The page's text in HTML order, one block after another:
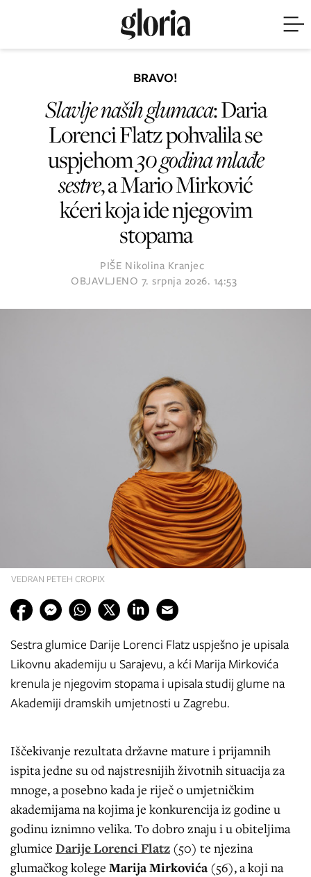
VEDRAN PETEH CROPIX
BRAVO!
Slavlje naših glumaca: Daria
Lorenci Flatz pohvalila se
uspjehom30 godina mlađe
sestre, a Mario Mirković
kćeri koja ide njegovim
stopama
PIŠE Nikolina Kranjec
OBJAVLJENO 7. srpnja 2026. 14:53
Sestra glumice Darije Lorenci Flatz uspješno je upisala
Likovnu akademiju u Sarajevu, a kći Marija Mirkovića
krenula je njegovim stopama i upisala studij glume na
Akademiji dramskih umjetnosti u Zagrebu.
Iščekivanje rezultata državne mature i prijamnih
ispita jedne su od najstresnijih životnih situacija za
mnoge, a posebno kada je riječ o umjetničkim
akademijama na kojima je konkurencija iz godine u
godinu iznimno velika. To dobro znaju i u obiteljima
glumice Darije Lorenci Flatz (50) te njezina
glumačkog kolege Marija Mirkovića(56), a koji na